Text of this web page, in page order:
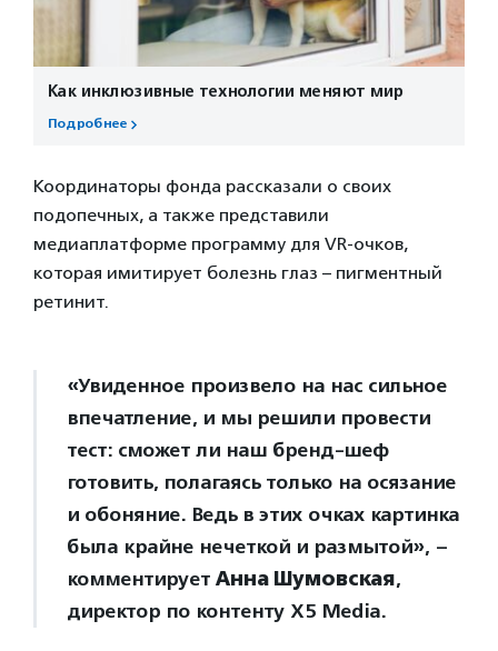
Как инклюзивные технологии меняют мир
Подробнее
Координаторы фонда рассказали о своих
подопечных, а также представили
медиаплатформе программу для VR-очков,
которая имитирует болезнь глаз – пигментный
ретинит.
«Увиденное произвело на нас сильное
впечатление, и мы решили провести
тест: сможет ли наш бренд-шеф
готовить, полагаясь только на осязание
и обоняние. Ведь в этих очках картинка
была крайне нечеткой и размытой», –
комментирует Анна Шумовская,
директор по контенту Х5 Media.